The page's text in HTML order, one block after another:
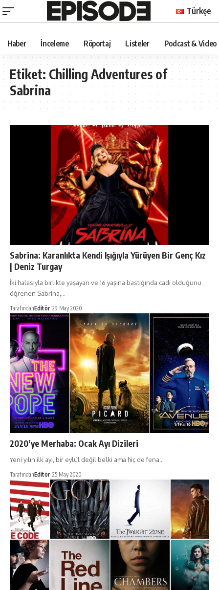
Türkçe
Haber İnceleme Röportaj Listeler Podcast & Video
Etiket:Chilling Adventures of
Sabrina
Sabrina: Karanlıkta Kendi Işığıyla Yürüyen Bir Genç Kız
| Deniz Turgay
İki halasıyla birlikte yaşayan ve 16 yaşına bastığında cadı olduğunu
öğrenen Sabrina,…
TarafındanEditör 29 May 2020
2020’ye Merhaba: Ocak Ayı Dizileri
Yeni yılın ilk ayı, bir eylül değil belki ama hiç de fena…
TarafındanEditör 25 May 2020